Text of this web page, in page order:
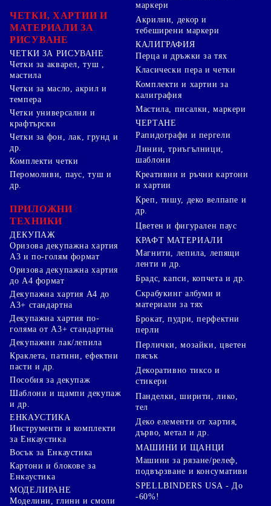
ЧЕТКИ, ХАРТИИ И
МАТЕРИАЛИ ЗА
РИСУВАНЕ
ЧЕТКИ ЗА РИСУВАНЕ
Четки за акварел, туш ,
мастила
Четки за масло, акрил и
темпера
Четки универсални и
крафтърски
Четки за фон, лак, грунд и
др.
Комплекти четки
маркери
Акрилни, декор и
тебеширени маркери
КАЛИГРАФИЯ
Перца и дръжки за тях
Класически пера и четки
Комплекти и хартии за
калиграфия
Мастила, писалки, маркери
ЧЕРТАНЕ
Рапидографи и пергели
Линии, триъгълници,
шаблони
Перомоливи, паус, туш и
др.
ПРИЛОЖНИ
ТЕХНИКИ
ДЕКУПАЖ
Оризова декупажна хартия
А3 и по-голям формат
Оризова декупажна хартия
до А4 формат
Декупажна хартия А4 до
А3+ стандартна
Декупажна хартия по-
голяма от А3+ стандартна
Декупажни лак/лепила
Краклета, патини, ефектни
пасти и др.
Пособия за декупаж
Шаблони и щампи декупаж
и др.
ЕНКАУСТИКА
Инструменти и комплекти
за Енкаустика
Восък за Енкаустика
Картони и блокове за
Енкаустика
МОДЕЛИРАНЕ
Моделини, глини и смоли
Креативни и ръчни картони
и хартии
Креп, тишу, деко велпапе и
др.
Цветен и фигурален паус
КРАФТ МАТЕРИАЛИ
Магнити, лепила, лепящи
ленти и др.
Брадс, капси, копчета и др.
Скрабукинг албуми и
материали за тях
Брокат, пудри, перфектни
перли
Перлички, мозайки, цветен
пясък
Декоративно тиксо и
стикери
Панделки, ширити, лико,
тел
Деко елементи от хартия,
дърво, метал и др.
МАШИНИ И ЩАНЦИ
Машини за рязане/релеф,
подвързване и консумативи
SPELLBINDERS USA - До
-60%!